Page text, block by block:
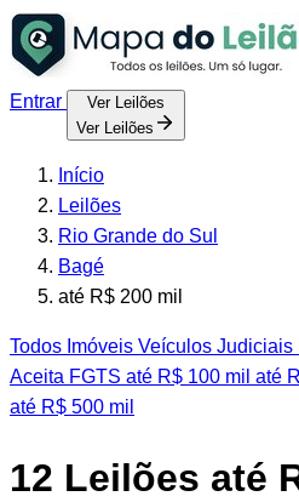
Entrar
Ver Leilões
Ver Leilões
Início
Leilões
Rio Grande do Sul
Bagé
até R$ 200 mil
Todos Imóveis Veículos Judiciais
Aceita FGTS até R$ 100 mil até
até R$ 500 mil
12 Leilões até